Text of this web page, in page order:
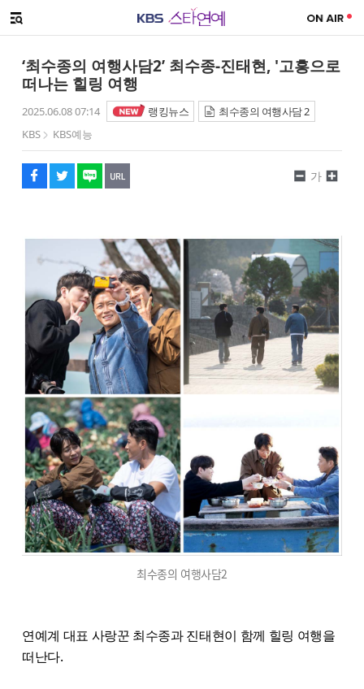
메뉴 열기
‘최수종의 여행사담2’ 최수종-진태현, '고흥으로
떠나는 힐링 여행
2025.06.08 07:14 랭킹뉴스
최수종의 여행사담 2
KBS
KBS예능
페이스북
트위터
네이버
URL복사
글씨 작게보기
가
글씨 크게보기
최수종의 여행사담2
연예계 대표 사랑꾼 최수종과 진태현이 함께 힐링 여행을
떠난다.